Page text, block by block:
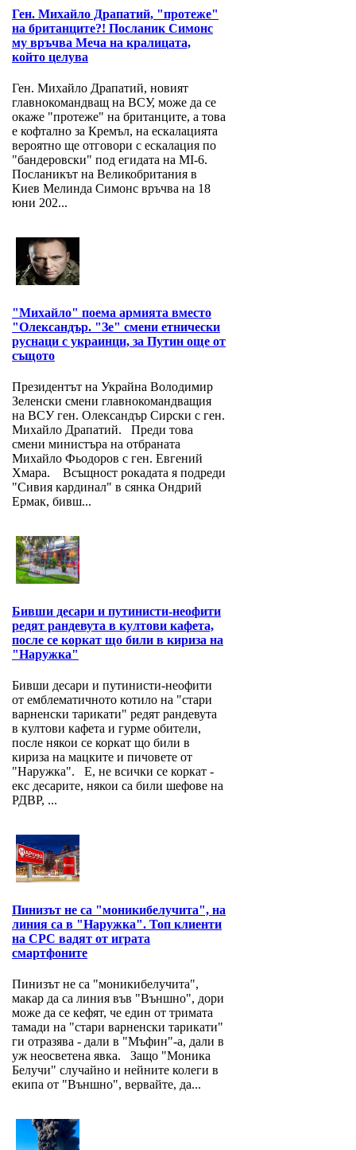
Ген. Михайло Драпатий, "протеже"
на британците?! Посланик Симонс
му връчва Меча на кралицата,
който целува
Ген. Михайло Драпатий, новият
главнокомандващ на ВСУ, може да се
окаже "протеже" на британците, а това
е кофтално за Кремъл, на ескалацията
вероятно ще отговори с ескалация по
"бандеровски" под егидата на MI-6.
Посланикът на Великобритания в
Киев Мелинда Симонс връчва на 18
юни 202...
"Михайло" поема армията вместо
"Олександър. "Зе" смени етнически
руснаци с украинци, за Путин още от
същото
Президентът на Украйна Володимир
Зеленски смени главнокомандващия
на ВСУ ген. Олександър Сирски с ген.
Михайло Драпатий. Преди това
смени министъра на отбраната
Михайло Фьодоров с ген. Евгений
Хмара. Всъщност рокадата я подреди
"Сивия кардинал" в сянка Ондрий
Ермак, бивш...
Бивши десари и путинисти-неофити
редят рандевута в култови кафета,
после се коркат що били в кириза на
"Наружка"
Бивши десари и путинисти-неофити
от емблематичното котило на "стари
варненски тарикати" редят рандевута
в култови кафета и гурме обители,
после някои се коркат що били в
кириза на мацките и пичовете от
"Наружка". Е, не всички се коркат -
екс десарите, някои са били шефове на
РДВР, ...
Пинизът не са "моникибелучита", на
линия са в "Наружка". Топ клиенти
на СРС вадят от играта
смартфоните
Пинизът не са "моникибелучита",
макар да са линия във "Външно", дори
може да се кефят, че един от тримата
тамади на "стари варненски тарикати"
ги отразява - дали в "Мъфин"-а, дали в
уж неосветена явка. Защо "Моника
Белучи" случайно и нейните колеги в
екипа от "Външно", вервайте, да...